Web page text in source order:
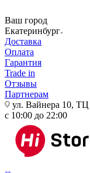
Ваш город
Екатеринбург
Доставка
Оплата
Гарантия
Trade in
Отзывы
Партнерам
ул. Вайнера 10,
с 10:00 до 22:00